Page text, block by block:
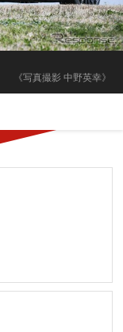
《写真撮影 中野英幸》